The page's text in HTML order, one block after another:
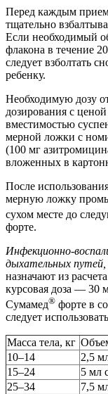
Перед каждым
тщательно
Если необходимый
флакона в течение
следует взболтать
ребенку.
Необходимую дозу
дозирования с
вместимостью
мерной ложки с
(100 мг
вложенных в
После
мерную ложку
сухом месте до
форте.
Инфекционно-
дыхательных
назначают из
курсовая доза — 30
Сумамед® форте в
следует
Масса тела, кг
10–14
2,5
15–24
5 мл
25–34
7,5